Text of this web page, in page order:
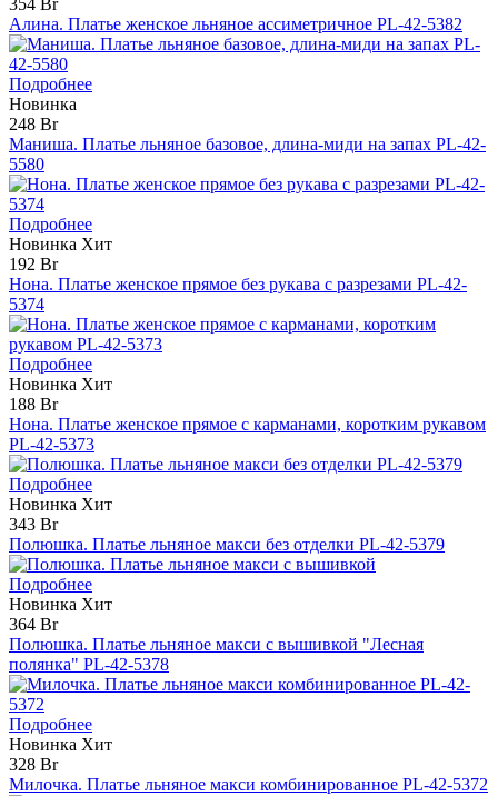
354 Br
Алина. Платье женское льняное ассиметричное PL-42-5382
Подробнее
Новинка
248 Br
Маниша. Платье льняное базовое, длина-миди на запах PL-42-
5580
Подробнее
Новинка Хит
192 Br
Нона. Платье женское прямое без рукава с разрезами PL-42-
5374
Подробнее
Новинка Хит
188 Br
Нона. Платье женское прямое с карманами, коротким рукавом
PL-42-5373
Подробнее
Новинка Хит
343 Br
Полюшка. Платье льняное макси без отделки PL-42-5379
Подробнее
Новинка Хит
364 Br
Полюшка. Платье льняное макси с вышивкой "Лесная
полянка" PL-42-5378
Подробнее
Новинка Хит
328 Br
Милочка. Платье льняное макси комбинированное PL-42-5372